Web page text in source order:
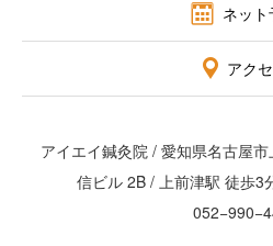
ネット
アク
アイエイ鍼灸院 / 愛知県名古屋
信ビル 2B / 上前津駅 徒歩3